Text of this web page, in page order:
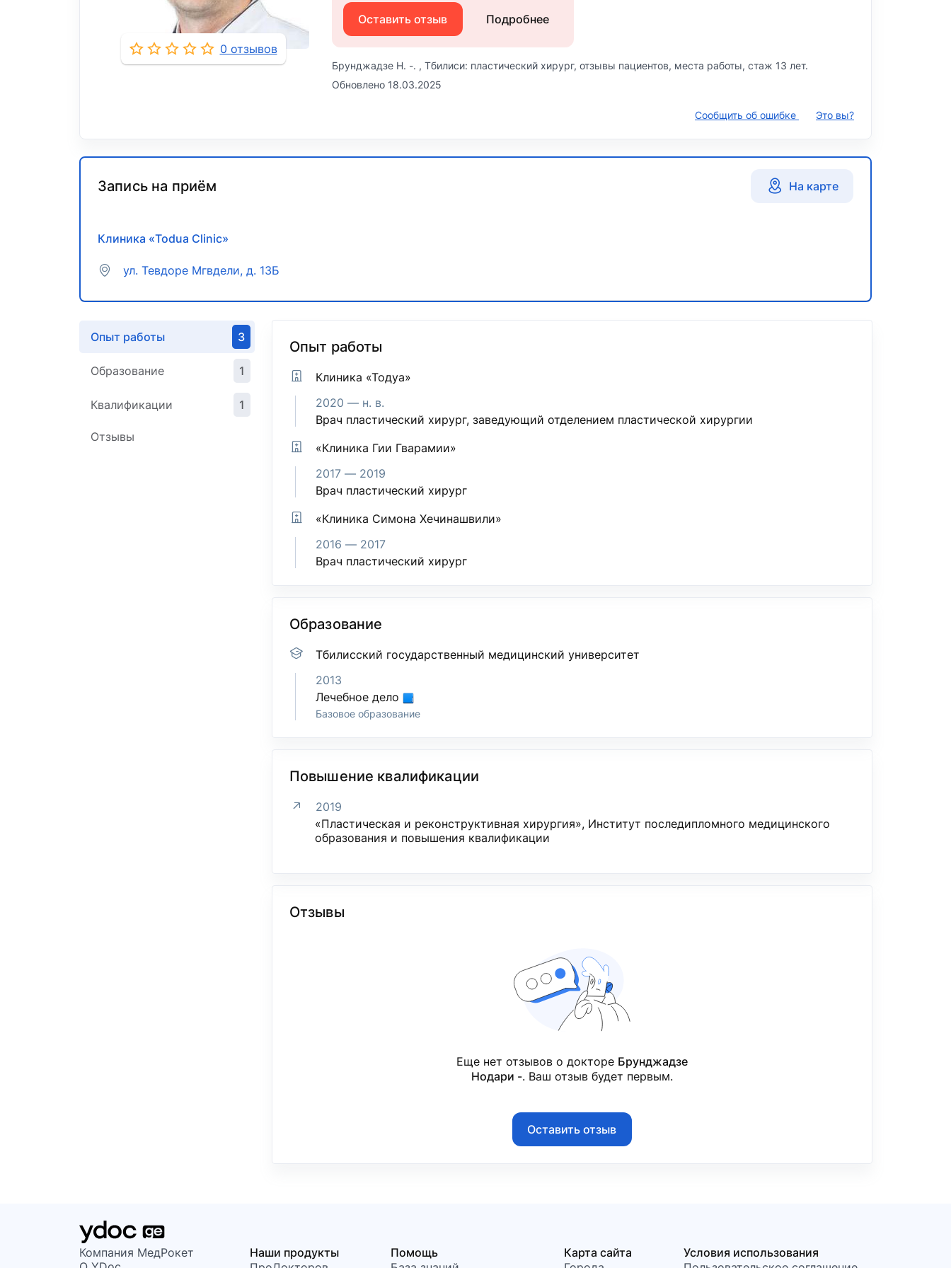
0 отзывов
Оставить отзыв Подробнее
Брунджадзе Н. -. , Тбилиси: пластический хирург, отзывы пациентов, места работы, стаж 13 лет.
Обновлено 18.03.2025
Сообщить об ошибке Это вы?
Запись на приём На карте
Клиника «Todua Clinic»
ул. Тевдоре Мгвдели, д. 13Б
Опыт работы 3
Образование 1
Квалификации 1
Отзывы
Опыт работы
Клиника «Тодуа»
2020 — н. в.
Врач пластический хирург, заведующий отделением пластической хирургии
«Клиника Гии Гварамии»
2017 — 2019
Врач пластический хирург
«Клиника Симона Хечинашвили»
2016 — 2017
Врач пластический хирург
Образование
Тбилисский государственный медицинский университет
2013
Лечебное дело
Базовое образование
Повышение квалификации
2019
«Пластическая и реконструктивная хирургия», Институт последипломного медицинского
образования и повышения квалификации
Отзывы
Еще нет отзывов о докторе Брунджадзе
Нодари -. Ваш отзыв будет первым.
Оставить отзыв
Компания МедРокет
Наши продукты
Помощь
Карта сайта
Условия использования